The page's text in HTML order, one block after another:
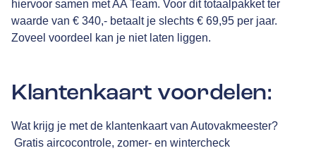
hiervoor samen metAA Team. Voor dit totaalpakket ter
waarde van € 340,- betaalt je slechts € 69,95 per jaar.
Zoveel voordeel kan je niet laten liggen.
Klantenkaart voordelen:
Wat krijg je met de klantenkaart van Autovakmeester?
Gratis aircocontrole, zomer- en wintercheck